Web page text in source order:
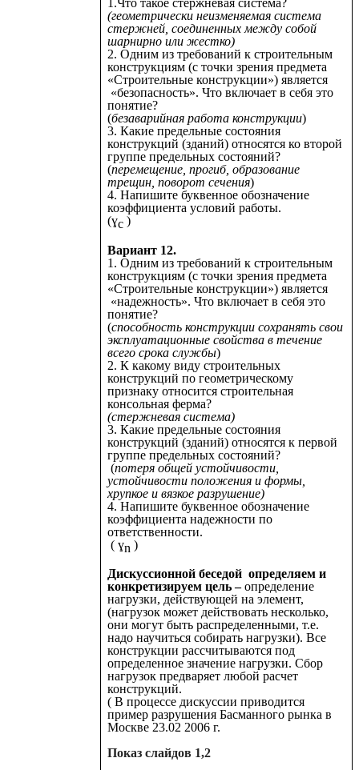
1.Что такое стержневая система?
(геометрически неизменяемая система
стержней, соединенных между собой
шарнирно или жестко)
2. Одним из требований к строительным
конструкциям (с точки зрения предмета
«Строительные конструкции») является
«безопасность». Что включает в себя это
понятие?
(безаварийная работа конструкции)
3. Какие предельные состояния
конструкций (зданий) относятся ко второй
группе предельных состояний?
(перемещение, прогиб, образование
трещин, поворот сечения)
4. Напишите буквенное обозначение
коэффициента условий работы.
(ɣс)
Вариант 12.
1. Одним из требований к строительным
конструкциям (с точки зрения предмета
«Строительные конструкции») является
«надежность». Что включает в себя это
понятие?
(способность конструкции сохранять свои
эксплуатационные свойства в течение
всего срока службы)
2. К какому виду строительных
конструкций по геометрическому
признаку относится строительная
консольная ферма?
(стержневая система)
3. Какие предельные состояния
конструкций (зданий) относятся к первой
группе предельных состояний?
(потеря общей устойчивости,
устойчивости положения и формы,
хрупкое и вязкое разрушение)
4. Напишите буквенное обозначение
коэффициента надежности по
ответственности.
( ɣn )
Дискуссионной беседой определяем и
конкретизируем цель –определение
нагрузки, действующей на элемент,
(нагрузок может действовать несколько,
они могут быть распределенными, т.е.
надо научиться собирать нагрузки). Все
конструкции рассчитываются под
определенное значение нагрузки. Сбор
нагрузок предваряет любой расчет
конструкций.
( В процессе дискуссии приводится
пример разрушения Басманного рынка в
Москве 23.02 2006 г.
Показ слайдов 1,2